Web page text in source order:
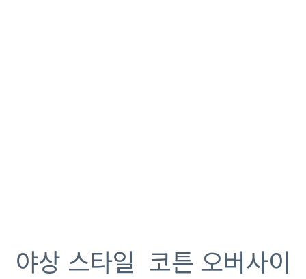
야상 스타일 코튼 오버사이